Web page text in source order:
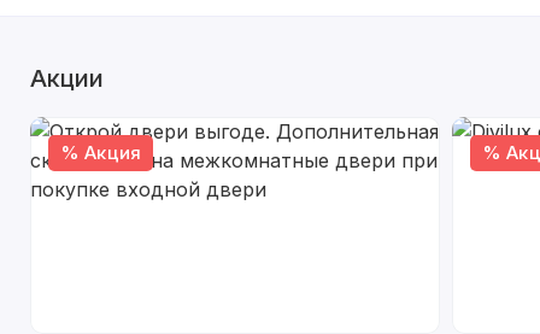
Акции
% Акция %